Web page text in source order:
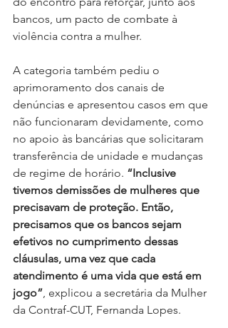
bancos, um pacto de combate à
violência contra a mulher.
A categoria também pediu o
aprimoramento dos canais de
denúncias e apresentou casos em que
não funcionaram devidamente, como
no apoio às bancárias que solicitaram
transferência de unidade e mudanças
de regime de horário. “Inclusive
tivemos demissões de mulheres que
precisavam de proteção. Então,
precisamos que os bancos sejam
efetivos no cumprimento dessas
cláusulas, uma vez que cada
atendimento é uma vida que está em
jogo”, explicou a secretária da Mulher
da Contraf-CUT, Fernanda Lopes.